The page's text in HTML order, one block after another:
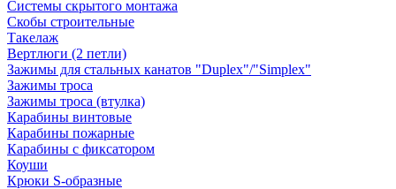
Системы скрытого монтажа
Скобы строительные
Такелаж
Вертлюги (2 петли)
Зажимы для стальных канатов "Duplex"/"Simplex"
Зажимы троса
Зажимы троса (втулка)
Карабины винтовые
Карабины пожарные
Карабины с фиксатором
Коуши
Крюки S-образные